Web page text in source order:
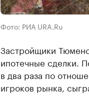
Фото: РИА URA.Ru
Застройщики
ипотечные сделки.
в два раза по
игроков рынка,